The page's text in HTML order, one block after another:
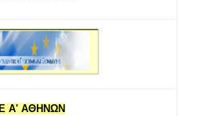
Α' ΑΘΗΝΩΝ